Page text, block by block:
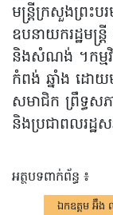
មន្ត្រីក្រសួងព្រះ
ឧបនាយករដ្ឋមន្ត្
និងសំណង់ ។កម្មវិ
កំពង់ ឆ្នាំង ដោ
សមាជិក ព្រឹទ្ធសភា
និងប្រជាពលរដ្
អត្ថបទពាក់ព័ន្ធ ៖
ឯកឧត្តម អ៊ឹង